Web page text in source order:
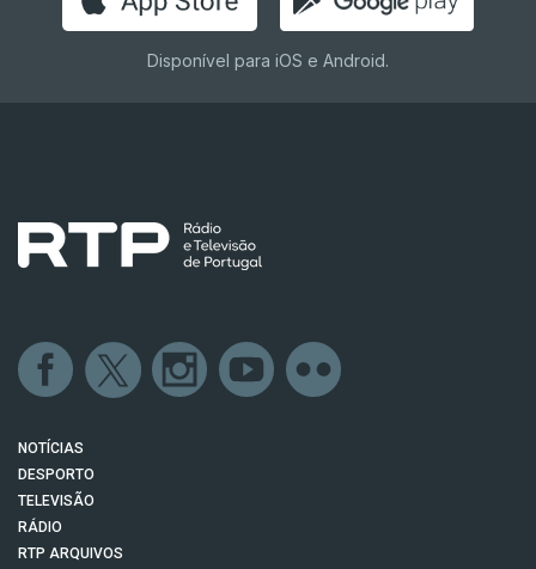
Disponível para iOS e Android.
NOTÍCIAS
DESPORTO
TELEVISÃO
RÁDIO
RTP ARQUIVOS